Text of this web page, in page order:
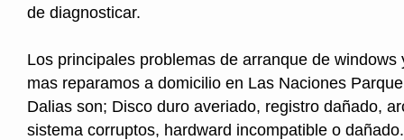
de diagnosticar.
Los principales problemas de arranque de windows
mas reparamos a domicilio en Las Naciones
Dalias son; Disco duro averiado, registro dañado,
sistema corruptos, hardward incompatible o